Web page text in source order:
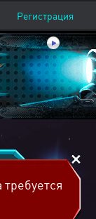
Регистрация